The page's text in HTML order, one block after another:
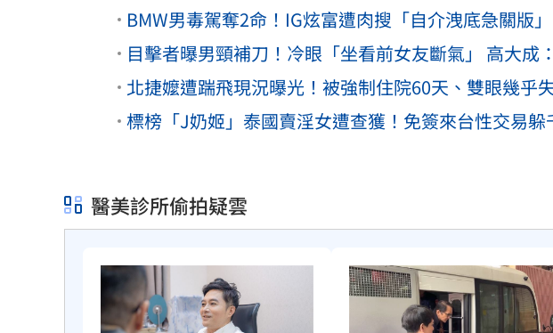
BMW男毒駕奪2命！IG炫富遭肉搜「自介洩底急關
目擊者曝男頸補刀！
北捷嬤遭踹飛現況曝光！被強制住院60天、雙眼幾乎
標榜「J奶姬」泰國賣淫女遭查獲！免簽來台性交易
醫美診所偷拍疑雲